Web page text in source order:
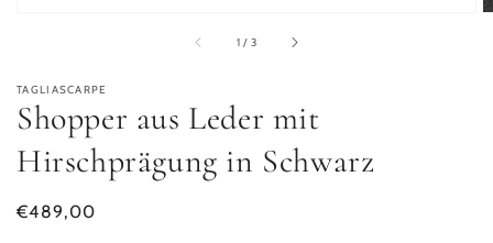
1 / von
3
TAGLIASCARPE
Shopper aus Leder mit
Hirschprägung in Schwarz
Normaler Preis
€489,00